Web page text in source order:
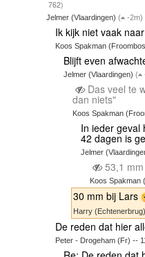
762)
Jelmer (Vlaardingen)( -2m)
Ik kijk niet vaak
Koos Spakman
Blijft even
Jelmer (Vlaardingen)(
Das veel te
dan niets"
Koos Spakman
In ieder geval
42 dagen is
Jelmer
53,1 mm
Koos Spakman
30 mm bij Lars
Harry
De reden dat hier
Peter - Drogeham (Fr) --